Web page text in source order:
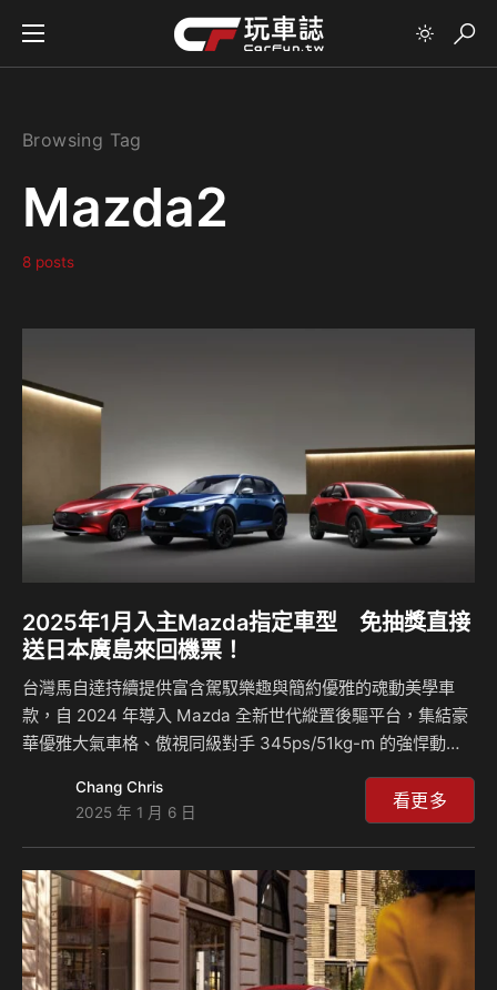
Browsing Tag
Mazda2
8 posts
2025年1月入主Mazda指定車型 免抽獎直接
送日本廣島來回機票！
台灣馬自達持續提供富含駕馭樂趣與簡約優雅的魂動美學車
款，自 2024 年導入 Mazda 全新世代縱置後驅平台，集結豪
華優雅大氣車格、傲視同級對手 345ps/51kg-m 的強悍動力
Mazda CX-90，深受層峰級買家青睞。 同時，為滿足個性化
不凡客群的品味，引進具有潮流運動風格的全新 Retro
Sports Edition 車型，並以升級多項凌駕同級的先進車載科技
與實用便利配備，強化旗下車款競爭力，帶給車主極致的擁車
生活體驗。 此外，適逢全球最暢銷的 Roadster 雙座敞篷跑車
MX-5 問世 35 週年之際，台灣馬自達…
Chang Chris
2025 年 1 月 6 日
看更多